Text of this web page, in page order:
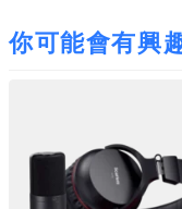
你可能會有興